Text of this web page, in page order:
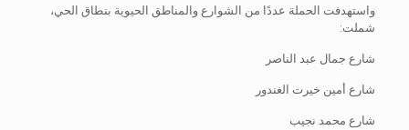
واستهدفت الحملة عددًا من الشوارع والمناطق الحيوية بنطاق الحي،
شملت:
شارع جمال عبد الناصر
شارع أمين خيرت الغندور
شارع محمد نجيب